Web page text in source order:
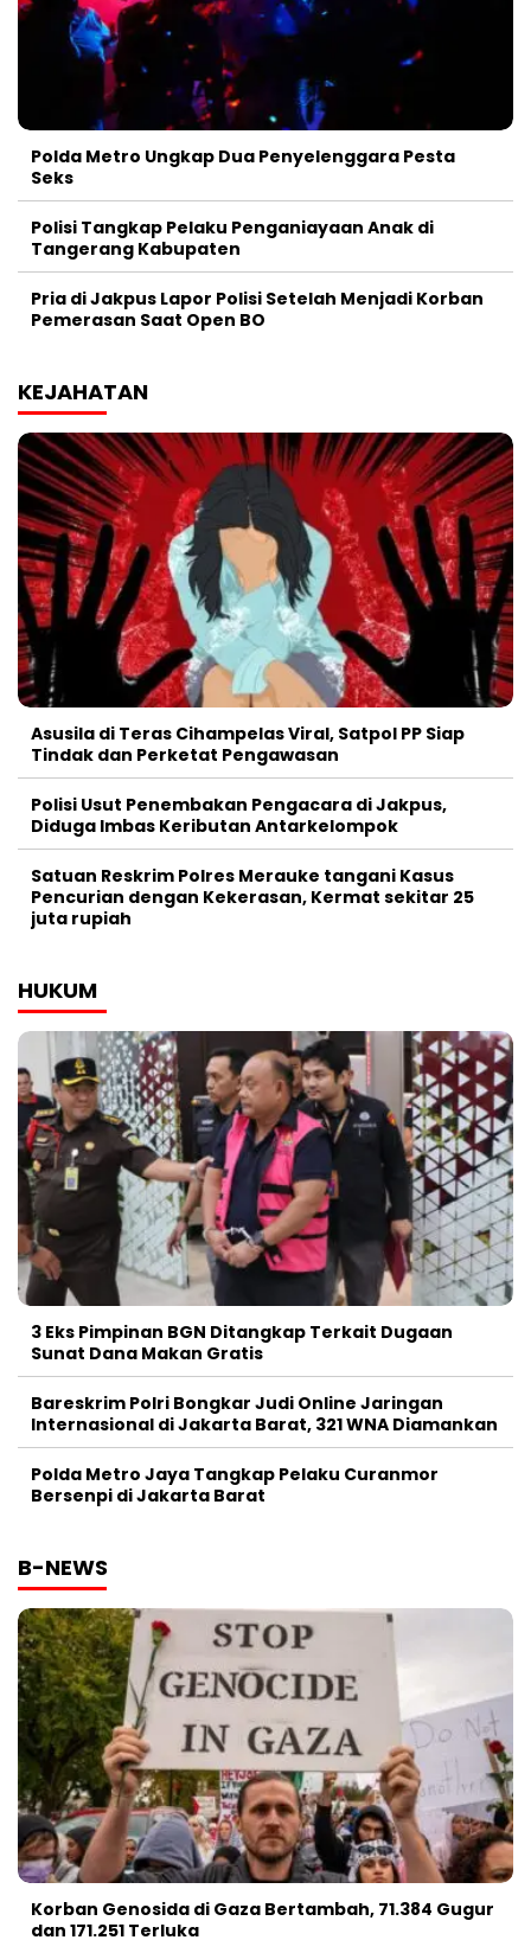
Polda Metro Ungkap Dua Penyelenggara Pesta
Seks
Polisi Tangkap Pelaku Penganiayaan Anak di
Tangerang Kabupaten
Pria di Jakpus Lapor Polisi Setelah Menjadi Korban
Pemerasan Saat Open BO
KEJAHATAN
Asusila di Teras Cihampelas Viral, Satpol PP Siap
Tindak dan Perketat Pengawasan
Polisi Usut Penembakan Pengacara di Jakpus,
Diduga Imbas Keributan Antarkelompok
Satuan Reskrim Polres Merauke tangani Kasus
Pencurian dengan Kekerasan, Kermat sekitar 25
juta rupiah
HUKUM
3 Eks Pimpinan BGN Ditangkap Terkait Dugaan
Sunat Dana Makan Gratis
Bareskrim Polri Bongkar Judi Online Jaringan
Internasional di Jakarta Barat, 321 WNA Diamankan
Polda Metro Jaya Tangkap Pelaku Curanmor
Bersenpi di Jakarta Barat
B-NEWS
Korban Genosida di Gaza Bertambah, 71.384 Gugur
dan 171.251 Terluka